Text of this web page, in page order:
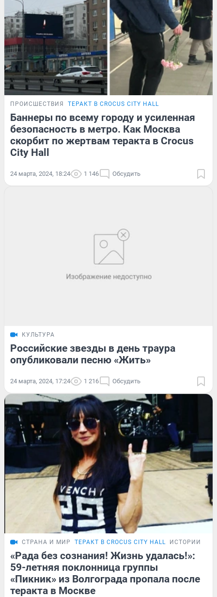
ПРОИСШЕСТВИЯ ТЕРАКТ В CROCUS CITY HALL
Баннеры по всему городу и усиленная
безопасность в метро. Как Москва
скорбит по жертвам теракта в Crocus
City Hall
24 марта, 2024, 18:24 1 146 Обсудить
КУЛЬТУРА
Российские звезды в день траура
опубликовали песню «Жить»
24 марта, 2024, 17:24 1 216 Обсудить
СТРАНА И МИР ТЕРАКТ В CROCUS CITY HALL ИСТОРИИ
«Рада без сознания! Жизнь удалась!»:
59-летняя поклонница группы
«Пикник» из Волгограда пропала после
теракта в Москве